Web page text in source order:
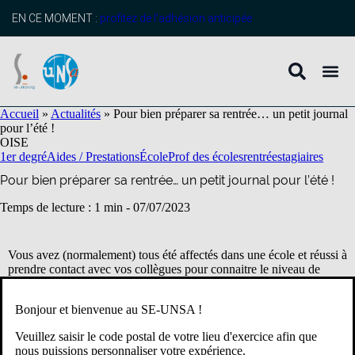
principal
EN CE MOMENT : profitez de l’adhésion anticipée
Accueil » Actualités » Pour bien préparer sa rentrée… un petit journal
pour l’été !
OISE
1er degréAides / PrestationsÉcoleProf des écolesrentréestagiaires
Pour bien préparer sa rentrée… un petit journal pour l’été !
Temps de lecture : 1 min - 07/07/2023
Vous avez (normalement) tous été affectés dans une école et réussi à
prendre contact avec vos collègues pour connaitre le niveau de
classe et toutes les informations utiles!
Il est temps de préparer tranquillement la rentrée et pour cela nous
vous avons préparé
un petit journal spécial débutants!!!
Bonjour et bienvenue au SE-UNSA !
Veuillez saisir le code postal de votre lieu d'exercice afin que
nous puissions personnaliser votre expérience.